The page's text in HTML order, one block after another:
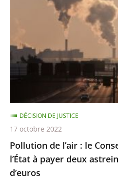
Conseil
d'État
condamne
à
payer
deux
astreintes
de
10
Pollution de l’air : le
l’État à payer deux
d’euros
DÉCISION DE JUSTICE
17 octobre 2022